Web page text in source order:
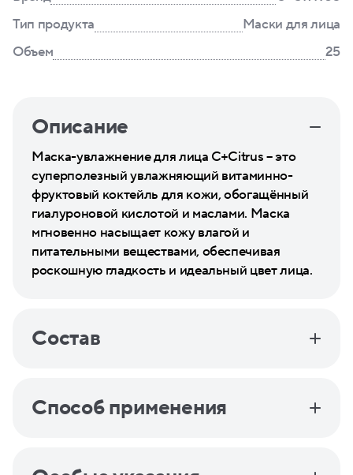
Тип продукта
Маски для лица
Объем
25
Описание
Маска-увлажнение для лица C+Citrus – это
суперполезный увлажняющий витаминно-
фруктовый коктейль для кожи, обогащённый
гиалуроновой кислотой и маслами. Маска
мгновенно насыщает кожу влагой и
питательными веществами, обеспечивая
роскошную гладкость и идеальный цвет лица.
Состав
Способ применения